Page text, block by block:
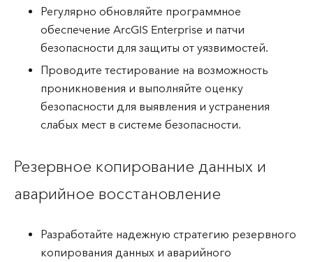
Регулярно обновляйте программное
обеспечение ArcGIS Enterprise и патчи
безопасности для защиты от уязвимостей.
Проводите тестирование на возможность
проникновения и выполняйте оценку
безопасности для выявления и устранения
слабых мест в системе безопасности.
Резервное копирование данных и
аварийное восстановление
Разработайте надежную стратегию резервного
копирования данных и аварийного